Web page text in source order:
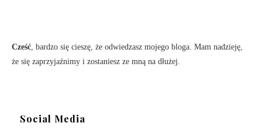
Cześć , bardzo się cieszę, że odwiedzasz mojego bloga. Mam nadzieję,
że się zaprzyjaźnimy i zostaniesz ze mną na dłużej.
Social Media